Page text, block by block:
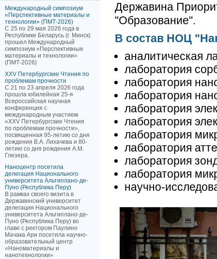
Международный симпозиум
«Перспективные материалы и
технологии» (ПМТ-2026)
С 25 по 29 мая 2026 года в
Республике Беларусь (г. Минск)
прошел Международный
симпозиум «Перспективные
материалы и технологии»
(ПМТ-2026)
XXV Петербургские Чтения по
проблемам прочности
С 21 по 23 апреля 2026 года
прошла юбилейная 25-я
Всероссийская научная
конференция с
международным участием
«XXV Петербургские Чтения
по проблемам прочности»,
посвященная 95-летию со дня
рождения В.А. Лихачева и 80-
летию со дня рождения А.М.
Глезера.
Наноцентр посетила
делегация Национального
университета Альтиплано-де-
Пуно (Республика Перу)
В рамках своего визита в
Державинский университет
делегация Национального
университета Альтиплано-де-
Пуно (Республика Перу) во
главе с ректором Паулино
Мачака Ари посетила научно-
образовательный центр
«Наноматериалы и
нанотехнологии»
Державина
"Образование".
В состав НОЦ
аналитическая
лаборатория
лаборатория
лаборатория
лаборатория
лаборатория
лаборатория
лаборатория
лаборатория
лаборатория
научно-